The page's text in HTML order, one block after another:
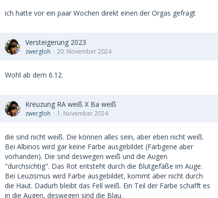
ich hatte vor ein paar Wochen direkt einen der Orgas gefragt
Versteigerung 2023
zwergloh 20. November 2024
Wohl ab dem 6.12.
Kreuzung RA weiß X Ba weiß
zwergloh 1. November 2024
die sind nicht weiß. Die können alles sein, aber eben nicht weiß.
Bei Albinos wird gar keine Farbe ausgebildet (Farbgene aber
vorhanden). Die sind deswegen weiß und die Augen
"durchsichtig". Das Rot entsteht durch die Blutgefäße im Auge.
Bei Leuzismus wird Farbe ausgebildet, kommt aber nicht durch
die Haut. Dadurh bleibt das Fell weiß. Ein Teil der Farbe schafft es
in die Augen, deswegen sind die Blau.